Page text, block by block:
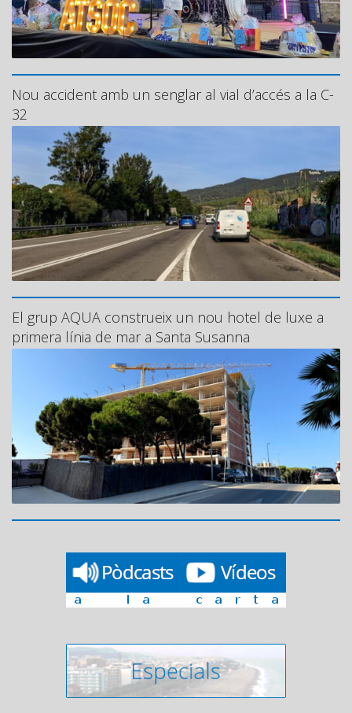
Nou accident amb un senglar al vial d’accés a la C-
32
El grup AQUA construeix un nou hotel de luxe a
primera línia de mar a Santa Susanna